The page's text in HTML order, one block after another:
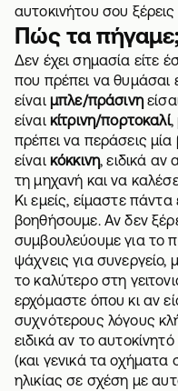
αυτοκινήτου σου ξέρεις
Πώς τα
Δεν έχει σημασία είτε
που πρέπει να θυμάσαι
είναι μπλε/πράσινη
είναι κίτρινη/πορτοκαλί,
πρέπει να περάσεις
είναι κόκκινη, ειδικά αν
τη μηχανή και να
Κι εμείς, είμαστε
βοηθήσουμε. Αν δεν
συμβουλεύουμε για το
ψάχνεις για συνεργείο,
το καλύτερο στη
ερχόμαστε όπου κι αν
συχνότερους λόγους
ειδικά αν το
(και γενικά τα οχήματα
ηλικίας σε σχέση με